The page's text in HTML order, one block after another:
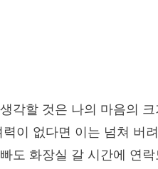
각할 것은 나의 마음의
이 없다면 이는 넘쳐 버
도 화장실 갈 시간에 연